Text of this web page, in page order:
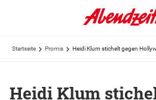
Startseite Promis
Heidi Klum